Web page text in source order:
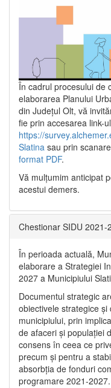
În cadrul procesului de
elaborarea Planului
din Județul Olt, vă
fie prin accesarea link-
https://
Slatina sau prin
format PDF.
Vă mulţumim anticipat
acestui demers.
Chestionar SIDU 2021-
În perioada actuală,
elaborare a Strategiei
2027 a Municipiului
Documentul strategic
obiectivele strategice
municipiului, prin
de afaceri și populației
consens în ceea ce
precum și pentru a
absorbția de fonduri
programare 2021-2027.